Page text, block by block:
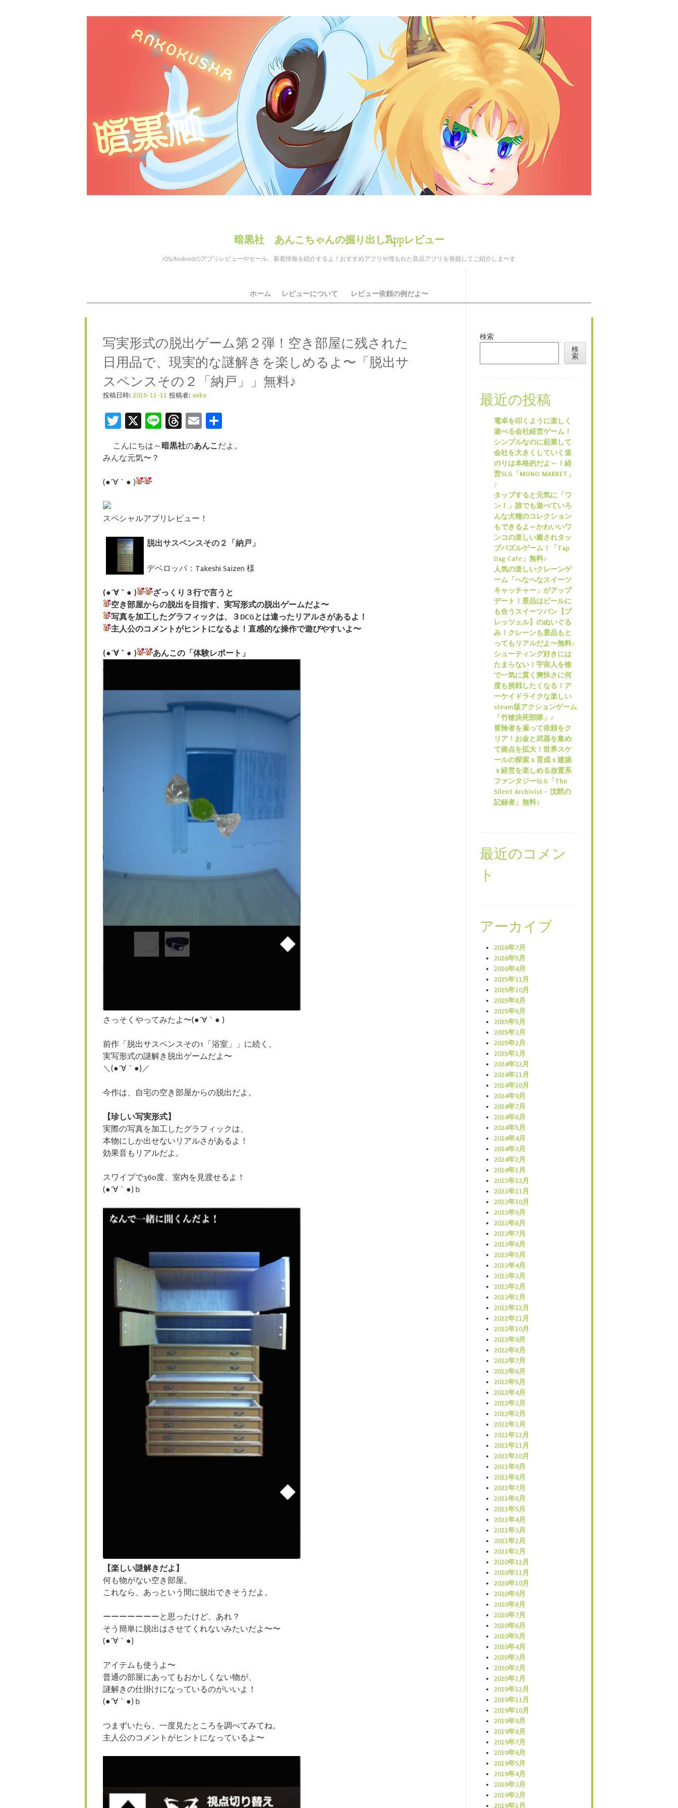
暗黒社 あんこちゃんの掘り出しAppレビュー
iOS/Androidのアプリレビューやセール、新着情報を紹介するよ！おすすめアプリや埋もれた良品アプリを発掘してご紹介しま〜す
メニュー ホーム レビューについて レビュー依頼の例だよ〜
写実形式の脱出ゲーム第２弾！空き部屋に残された
日用品で、現実的な謎解きを楽しめるよ〜「脱出サ
スペンスその２「納戸」」無料♪
投稿日時: 2016-11-11 投稿者: anko
Twitter
X LineThreads
Email
こんにちは～ 暗黒社のあんこだよ。
みんな元気〜？
(●´∀｀● )
スペシャルアプリレビュー！
脱出サスペンスその２「納戸」
デベロッパ：Takeshi Saizen 様
(●´∀｀● )
ざっくり３行で言うと
空き部屋からの脱出を目指す、実写形式の脱出ゲームだよ〜
写真を加工したグラフィックは、３DCGとは違ったリアルさがあるよ！
主人公のコメントがヒントになるよ！直感的な操作で遊びやすいよ〜
(●´∀｀● ) あんこの「体験レポート」
さっそくやってみたよ〜(●´∀｀● )
前作「脱出サスペンスその1「浴室」」に続く、
実写形式の謎解き脱出ゲームだよ〜
＼(●´∀｀●)／
今作は、自宅の空き部屋からの脱出だよ。
【珍しい写実形式】
実際の写真を加工したグラフィックは、
本物にしか出せないリアルさがあるよ！
効果音もリアルだよ。
スワイプで360度、室内を見渡せるよ！
(●´∀｀●)ｂ
【楽しい謎解きだよ】
何も物がない空き部屋。
これなら、あっという間に脱出できそうだよ。
ーーーーーーーと思ったけど、あれ？
そう簡単に脱出はさせてくれないみたいだよ〜〜
(●´∀｀●)
アイテムも使うよ〜
普通の部屋にあってもおかしくない物が、
謎解きの仕掛けになっているのがいいよ！
(●´∀｀●)ｂ
つまずいたら、一度見たところを調べてみてね。
主人公のコメントがヒントになっているよ〜
検索
検
索
最近の投稿
電卓を叩くように楽しく
遊べる会社経営ゲーム！
シンプルなのに起業して
会社を大きくしていく道
のりは本格的だよ～！経
営SLG「MONO MARKET」
♪
タップすると元気に「ワ
ン！」誰でも遊べていろ
んな犬種のコレクション
もできるよ～かわいいワ
ンコの楽しい癒されタッ
プパズルゲーム！「Tap
Dag Cafe」無料♪
人気の楽しいクレーンゲ
ーム「へなへなスイーツ
キャッチャー」がアップ
デート！景品はビールに
も合うスイーツパン【プ
レッツェル】のぬいぐる
み！クレーンも景品もと
ってもリアルだよ〜無料♪
シューティング好きには
たまらない！宇宙人を槍
で一気に貫く爽快さに何
度も挑戦したくなる！ア
ーケイドライクな楽しい
steam版アクションゲーム
「竹槍決死部隊」♪
冒険者を雇って依頼をク
リア！お金と武器を集め
て拠点を拡大！世界スケ
ールの探索ｘ育成ｘ建築
ｘ経営を楽しめる放置系
ファンタジーSLG「The
Silent Archivist – 沈黙の
記録者」無料♪
最近のコメン
ト
アーカイブ
2026年7月
2026年5月
2026年4月
2025年11月
2025年10月
2025年8月
2025年6月
2025年5月
2025年3月
2025年2月
2025年1月
2024年12月
2024年11月
2024年10月
2024年9月
2024年7月
2024年6月
2024年5月
2024年4月
2024年3月
2024年2月
2024年1月
2023年12月
2023年11月
2023年10月
2023年9月
2023年8月
2023年7月
2023年6月
2023年5月
2023年4月
2023年3月
2023年2月
2023年1月
2022年12月
2022年11月
2022年10月
2022年9月
2022年8月
2022年7月
2022年6月
2022年5月
2022年4月
2022年3月
2022年2月
2022年1月
2021年12月
2021年11月
2021年10月
2021年9月
2021年8月
2021年7月
2021年6月
2021年5月
2021年4月
2021年3月
2021年2月
2021年1月
2020年12月
2020年11月
2020年10月
2020年9月
2020年8月
2020年7月
2020年6月
2020年5月
2020年4月
2020年3月
2020年2月
2020年1月
2019年12月
2019年11月
2019年10月
2019年9月
2019年8月
2019年7月
2019年6月
2019年5月
2019年4月
2019年3月
2019年2月
2019年1月